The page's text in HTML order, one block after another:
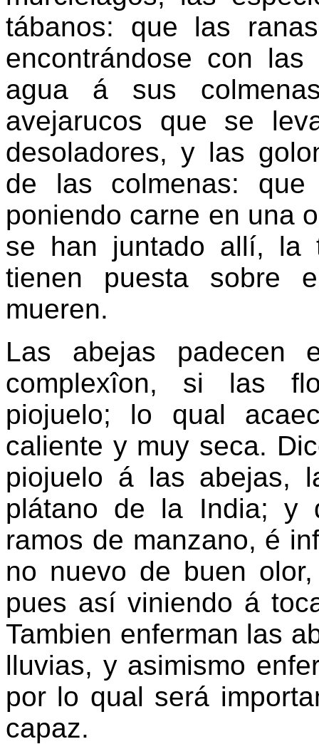
tábanos: que las
encontrándose con
agua á sus
avejarucos que se
desoladores, y las
de las colmenas:
poniendo carne en una
se han juntado allí, la
tienen puesta sobre
mueren.
Las abejas padecen
complexîon, si las
piojuelo; lo qual
caliente y muy seca.
piojuelo á las abejas,
plátano de la India; y
ramos de manzano, é
no nuevo de buen
pues así viniendo á
Tambien enferman las
lluvias, y asimismo
por lo qual será
capaz.